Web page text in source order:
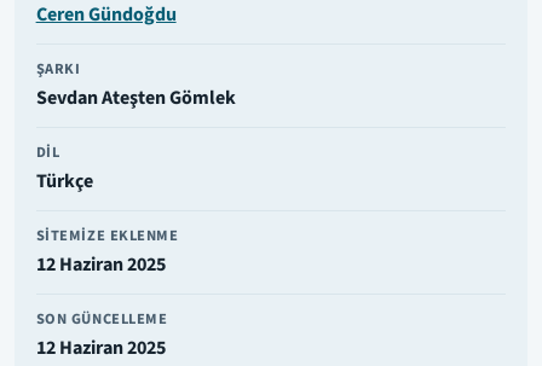
Ceren Gündoğdu
ŞARKI
Sevdan Ateşten Gömlek
DIL
Türkçe
SITEMIZE EKLENME
12 Haziran 2025
SON GÜNCELLEME
12 Haziran 2025